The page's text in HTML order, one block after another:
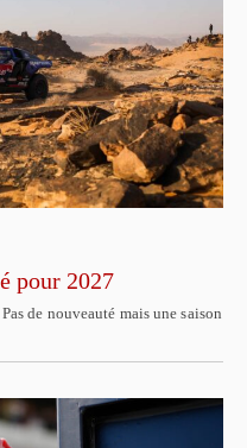
pour 2027
de nouveauté mais une saison